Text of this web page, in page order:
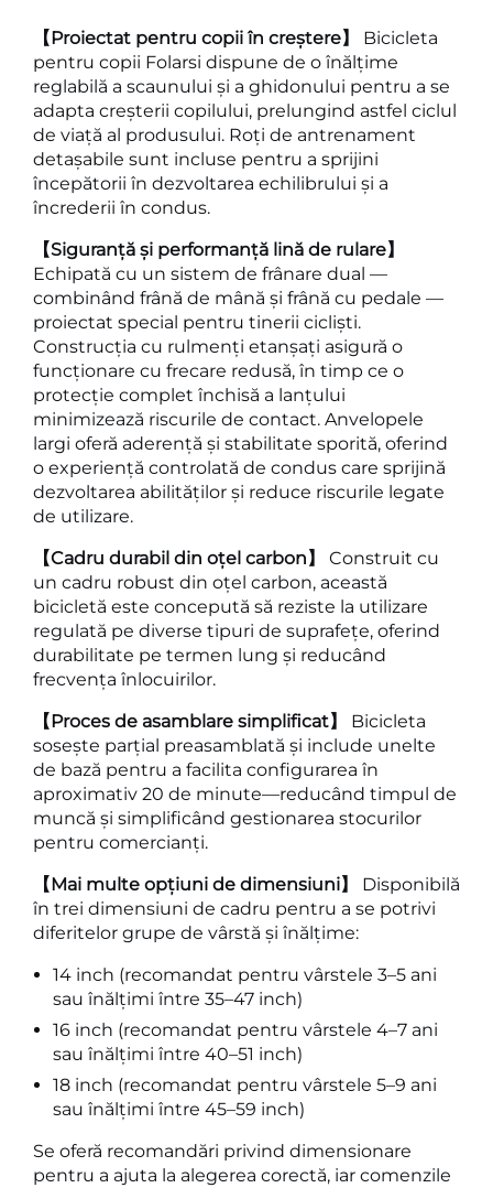
【Proiectat pentru copii în creștere】 Bicicleta
pentru copii Folarsi dispune de o înălțime
reglabilă a scaunului și a ghidonului pentru a se
adapta creșterii copilului, prelungind astfel ciclul
de viață al produsului. Roți de antrenament
detașabile sunt incluse pentru a sprijini
începătorii în dezvoltarea echilibrului și a
încrederii în condus.
【Siguranță și performanță lină de rulare】
Echipată cu un sistem de frânare dual —
combinând frână de mână și frână cu pedale —
proiectat special pentru tinerii cicliști.
Construcția cu rulmenți etanșați asigură o
funcționare cu frecare redusă, în timp ce o
protecție complet închisă a lanțului
minimizează riscurile de contact. Anvelopele
largi oferă aderență și stabilitate sporită, oferind
o experiență controlată de condus care sprijină
dezvoltarea abilităților și reduce riscurile legate
de utilizare.
【Cadru durabil din oțel carbon】 Construit cu
un cadru robust din oțel carbon, această
bicicletă este concepută să reziste la utilizare
regulată pe diverse tipuri de suprafețe, oferind
durabilitate pe termen lung și reducând
frecvența înlocuirilor.
【Proces de asamblare simplificat】 Bicicleta
sosește parțial preasamblată și include unelte
de bază pentru a facilita configurarea în
aproximativ 20 de minute—reducând timpul de
muncă și simplificând gestionarea stocurilor
pentru comercianți.
【Mai multe opțiuni de dimensiuni】 Disponibilă
în trei dimensiuni de cadru pentru a se potrivi
diferitelor grupe de vârstă și înălțime:
14 inch (recomandat pentru vârstele 3–5 ani
sau înălțimi între 35–47 inch)
16 inch (recomandat pentru vârstele 4–7 ani
sau înălțimi între 40–51 inch)
18 inch (recomandat pentru vârstele 5–9 ani
sau înălțimi între 45–59 inch)
Se oferă recomandări privind dimensionare
pentru a ajuta la alegerea corectă, iar comenzile